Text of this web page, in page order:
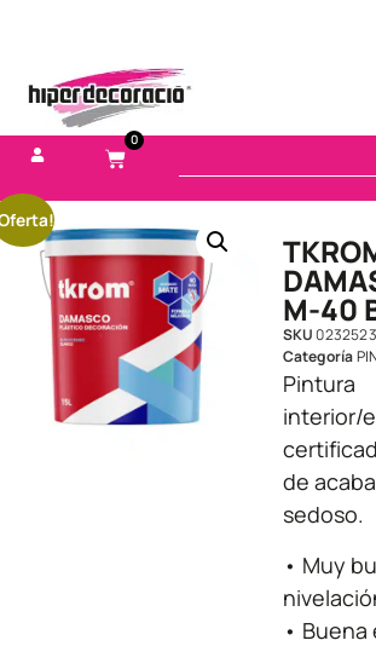
0
M-40
SKU
Categoría
Pintura
interior/
de
sedoso.
• Muy
•